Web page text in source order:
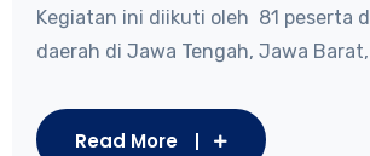
Kegiatan ini diikuti oleh 81 peserta
daerah di Jawa Tengah, Jawa Barat,
Read More